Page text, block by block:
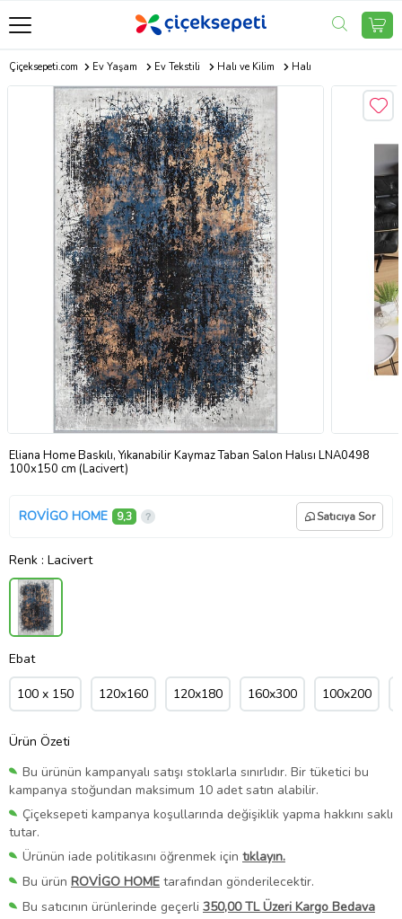
Çiçeksepeti.com Ev Yaşam Ev Tekstili Halı ve Kilim Halı
Eliana Home Baskılı, Yıkanabilir Kaymaz Taban Salon Halısı LNA0498
100x150 cm (Lacivert)
ROVİGO HOME 9,3 Satıcıya Sor
Renk : Lacivert
Ebat
100 x 150 120x160 120x180 160x300 100x200
Ürün Özeti
Bu ürünün kampanyalı satışı stoklarla sınırlıdır. Bir tüketici bu
kampanya stoğundan maksimum 10 adet satın alabilir.
Çiçeksepeti kampanya koşullarında değişiklik yapma hakkını saklı
tutar.
Ürünün iade politikasını öğrenmek için tıklayın.
Bu ürün ROVİGO HOME tarafından gönderilecektir.
Bu satıcının ürünlerinde geçerli 350,00 TL Üzeri Kargo Bedava